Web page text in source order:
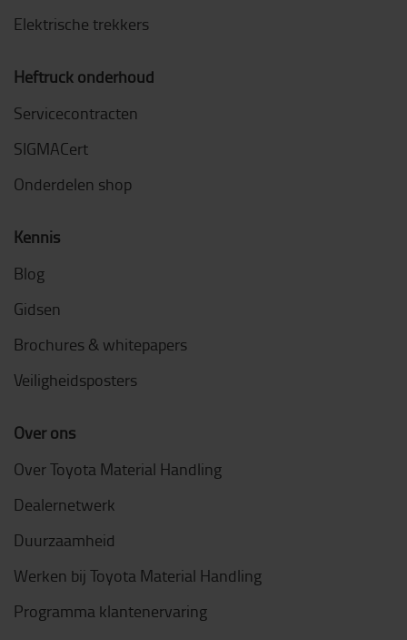
Elektrische trekkers
Heftruck onderhoud
Servicecontracten
SIGMACert
Onderdelen shop
Kennis
Blog
Gidsen
Brochures & whitepapers
Veiligheidsposters
Over ons
Over Toyota Material Handling
Dealernetwerk
Duurzaamheid
Werken bij Toyota Material Handling
Programma klantenervaring